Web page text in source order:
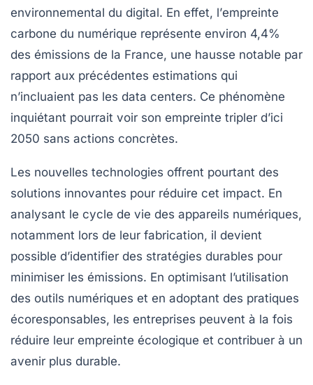
environnemental du digital. En effet, l’empreinte
carbone du numérique représente environ 4,4%
des émissions de la France, une hausse notable par
rapport aux précédentes estimations qui
n’incluaient pas les data centers. Ce phénomène
inquiétant pourrait voir son empreinte tripler d’ici
2050 sans actions concrètes.
Les nouvelles technologies offrent pourtant des
solutions innovantes pour réduire cet impact. En
analysant le cycle de vie des appareils numériques,
notamment lors de leur fabrication, il devient
possible d’identifier des stratégies durables pour
minimiser les émissions. En optimisant l’utilisation
des outils numériques et en adoptant des pratiques
écoresponsables, les entreprises peuvent à la fois
réduire leur empreinte écologique et contribuer à un
avenir plus durable.